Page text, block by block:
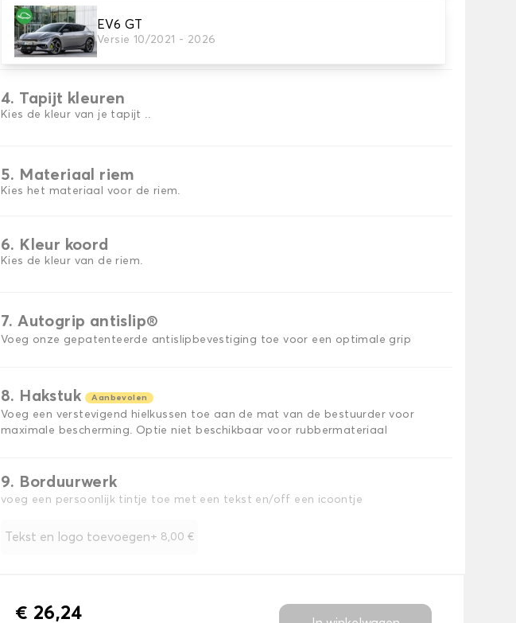
EV6 GT
Versie 10/2021 - 2026
3. Aantal matten
Selecteer het aantal automatten dat je nodig hebt.
4. Tapijt kleuren
Kies de kleur van je tapijt ..
5. Materiaal riem
Kies het materiaal voor de riem.
6. Kleur koord
Kies de kleur van de riem.
7. Autogrip antislip®
Voeg onze gepatenteerde antislipbevestiging toe voor een optimale grip
8. Hakstuk Aanbevolen
Voeg een verstevigend hielkussen toe aan de mat van de bestuurder voor
maximale bescherming. Optie niet beschikbaar voor rubbermateriaal
9. Borduurwerk
voeg een persoonlijk tintje toe met een tekst en/off een icoontje
Tekst en logo toevoegen+ 8,00 €
€ 26,24